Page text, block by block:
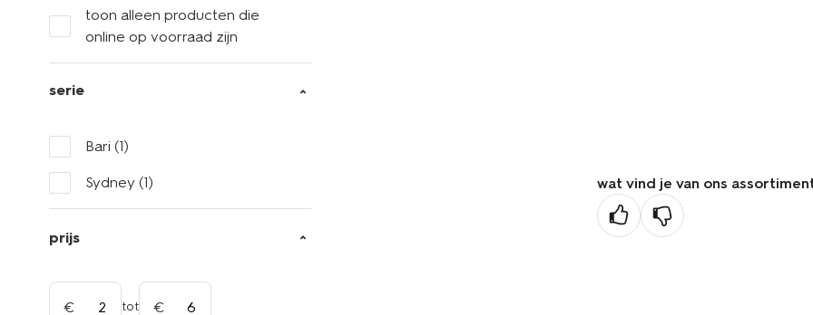
toon alleen producten die
online op voorraad zijn
serie
Bari (1)
Sydney (1)
prijs
tot
wat vind je van ons